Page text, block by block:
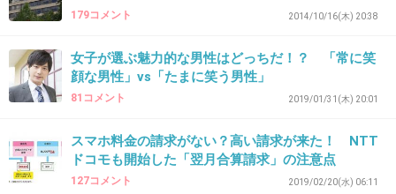
28. 匿名2020/06/15(月) 11:41:02
い状態で過ごし、一時は看護師が妻や子どもか
らの別れの言葉を聞かせるため電話を耳に当て
自宅で療養を続けている。
179コメント 2014/10/16(木) 20:38
女子が選ぶ魅力的な男性はどっちだ！？ 「常に笑
顔な男性」vs「たまに笑う男性」
81コメント 2019/01/31(木) 20:01
スマホ料金の請求がない？高い請求が来た！ NTT
ドコモも開始した「翌月合算請求」の注意点
127コメント 2019/02/20(水) 06:11